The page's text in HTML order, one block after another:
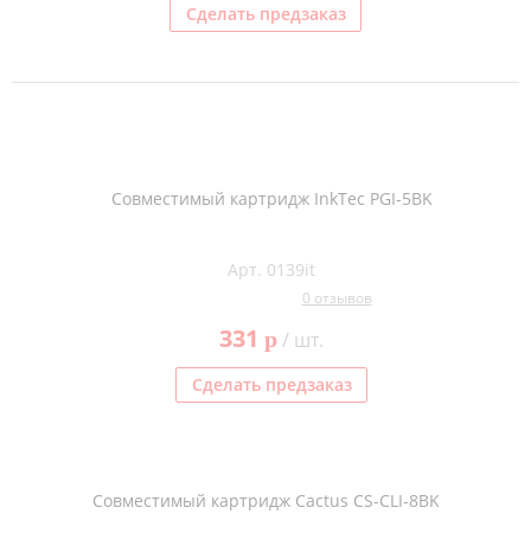
Сделать предзаказ
Совместимый картридж InkTec PGI-5BK
Арт. 0139it
0 отзывов
331 p/ шт.
Сделать предзаказ
Совместимый картридж Cactus CS-CLI-8BK